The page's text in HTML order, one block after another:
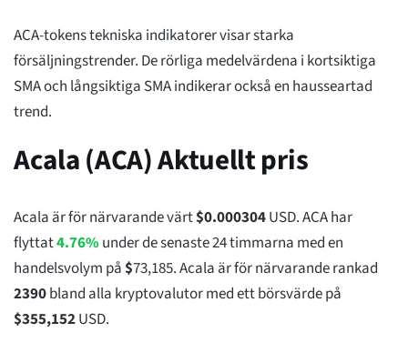
ACA-tokens tekniska indikatorer visar starka
försäljningstrender. De rörliga medelvärdena i kortsiktiga
SMA och långsiktiga SMA indikerar också en hausseartad
trend.
Acala (ACA) Aktuellt pris
Acala är för närvarande värt$0.000304USD. ACA har
flyttat4.76%under de senaste 24 timmarna med en
handelsvolym på$73,185. Acala är för närvarande rankad
2390bland alla kryptovalutor med ett börsvärde på
$355,152USD.